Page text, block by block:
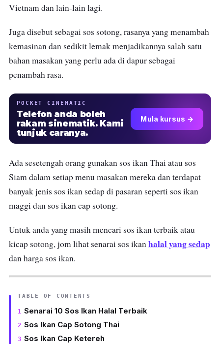
Vietnam dan lain-lain lagi.
Juga disebut sebagai sos sotong, rasanya yang menambah
kemasinan dan sedikit lemak menjadikannya salah satu
bahan masakan yang perlu ada di dapur sebagai
penambah rasa.
POCKET CINEMATIC
Telefon anda boleh
rakam sinematik. Kami
tunjuk caranya.
Mula kursus →
Ada sesetengah orang gunakan sos ikan Thai atau sos
Siam dalam setiap menu masakan mereka dan terdapat
banyak jenis sos ikan sedap di pasaran seperti sos ikan
maggi dan sos ikan cap sotong.
Untuk anda yang masih mencari sos ikan terbaik atau
kicap sotong, jom lihat senarai sos ikanhalal yang sedap
dan harga sos ikan.
TABLE OF CONTENTS
Senarai 10 Sos Ikan Halal Terbaik
Sos Ikan Cap Sotong Thai
Sos Ikan Cap Ketereh